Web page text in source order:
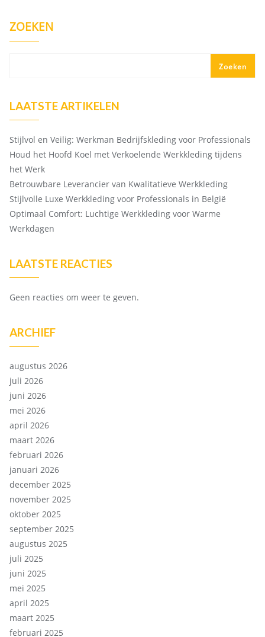
ZOEKEN
Zoeken
LAATSTE ARTIKELEN
Stijlvol en Veilig: Werkman Bedrijfskleding voor Professionals
Houd het Hoofd Koel met Verkoelende Werkkleding tijdens
het Werk
Betrouwbare Leverancier van Kwalitatieve Werkkleding
Stijlvolle Luxe Werkkleding voor Professionals in België
Optimaal Comfort: Luchtige Werkkleding voor Warme
Werkdagen
LAATSTE REACTIES
Geen reacties om weer te geven.
ARCHIEF
augustus 2026
juli 2026
juni 2026
mei 2026
april 2026
maart 2026
februari 2026
januari 2026
december 2025
november 2025
oktober 2025
september 2025
augustus 2025
juli 2025
juni 2025
mei 2025
april 2025
maart 2025
februari 2025